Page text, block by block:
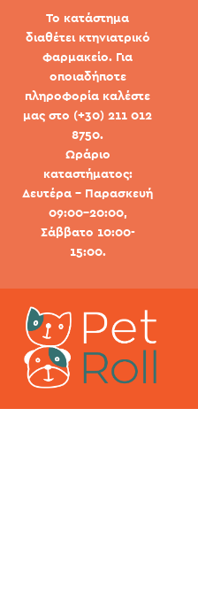
Το κατάστημα
διαθέτει κτηνιατρικό
φαρμακείο. Για
οποιαδήποτε
πληροφορία καλέστε
μας στο (+30) 211 012
8750.
Ωράριο
καταστήματος:
Δευτέρα - Παρασκευή
09:00-20:00,
Σάββατο 10:00-
15:00.